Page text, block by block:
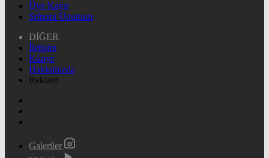
Üye Kayıt
Şifremi Unuttum
DİĞER
İletişim
Künye
Hakkımızda
Reklam
Galeriler